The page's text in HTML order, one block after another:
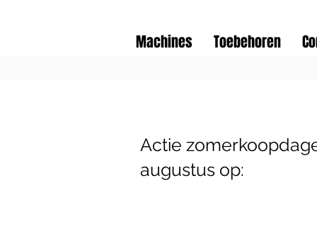
Machines Toebehoren
Actie
augustus op: